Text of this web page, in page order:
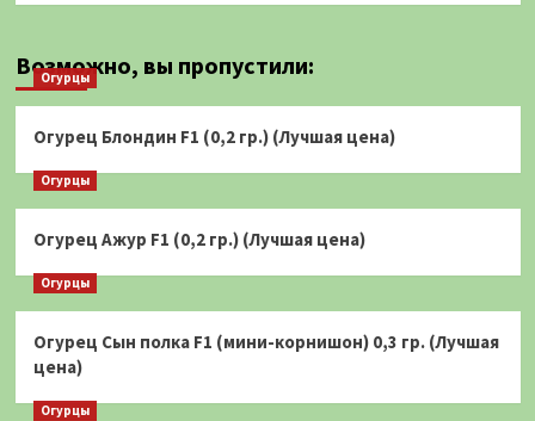
Возможно, вы пропустили:
Огурцы
Огурец Блондин F1 (0,2 гр.) (Лучшая цена)
Огурцы
Огурец Ажур F1 (0,2 гр.) (Лучшая цена)
Огурцы
Огурец Сын полка F1 (мини-корнишон) 0,3 гр. (Лучшая
цена)
Огурцы